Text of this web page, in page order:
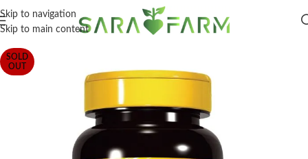
Skip to navigation
Skip to main content
SOLD
OUT